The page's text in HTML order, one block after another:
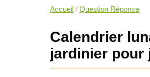
Accueil / Question Réponse
Calendrier
jardinier pour